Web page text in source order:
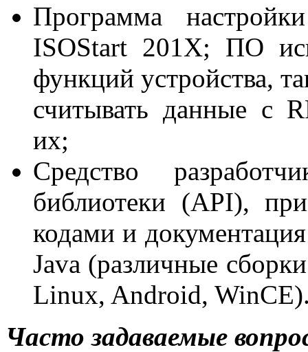
Программа
ISOStart 201X; ПО
функций устройства,
считывать данные с
их;
Средство
библиотеки (API),
кодами и
Java (различные
Linux, Android,
Часто задаваемые